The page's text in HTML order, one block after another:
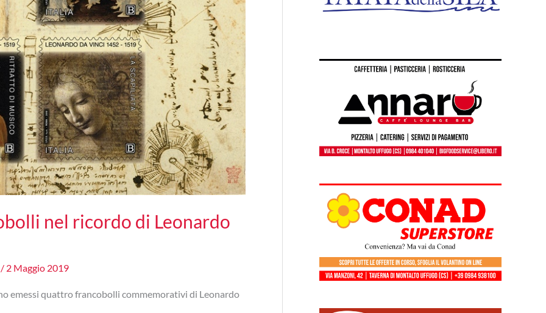
nel ricordo di Leonardo
/ 2 Maggio 2019
emessi quattro francobolli commemorativi di Leonardo